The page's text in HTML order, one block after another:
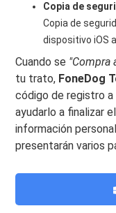
Copia de
Copia de
dispositivo iOS
Cuando se "Compra
tu trato, FoneDog
código de registro
ayudarlo a finalizar
información
presentarán varios